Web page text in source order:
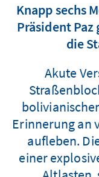
Knapp sechs
Präsident
die
Akute
Erinnerung an
aufleben.
einer